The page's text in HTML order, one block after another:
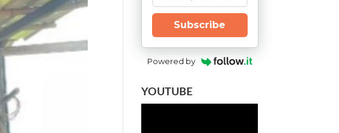
Subscribe
Powered by
YOUTUBE